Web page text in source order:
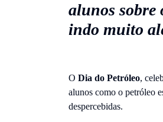
alunos sobre
indo muito
O Dia do Petróleo,
alunos como o petróleo
despercebidas.